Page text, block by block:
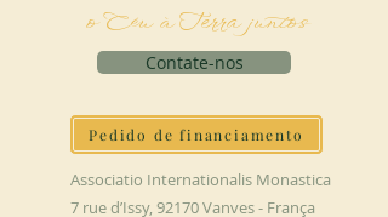
o Céu à Terra juntos
Contate-nos
Pedido de financiamento
Associatio Internationalis Monastica
7 rue d’Issy, 92170 Vanves - França